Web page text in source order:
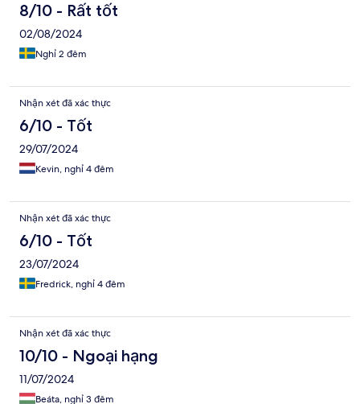
8/10 - Rất tốt
02/08/2024
Nghỉ 2 đêm
Nhận xét đã xác thực
6/10 - Tốt
29/07/2024
Kevin, nghỉ 4 đêm
Nhận xét đã xác thực
6/10 - Tốt
23/07/2024
Fredrick, nghỉ 4 đêm
Nhận xét đã xác thực
10/10 - Ngoại hạng
11/07/2024
Beáta, nghỉ 3 đêm